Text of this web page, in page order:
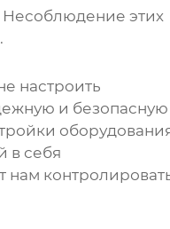
Несоблюдение этих
настроить
и безопасную
в себя
нам